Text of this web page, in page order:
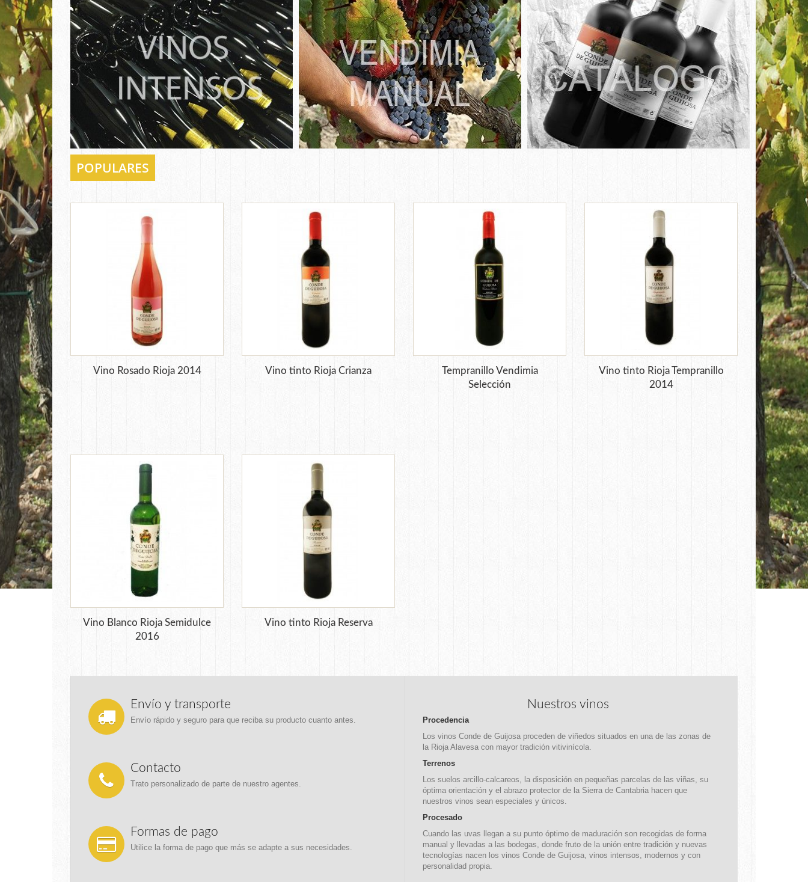
POPULARES
Vino Rosado Rioja 2014 Vino tinto Rioja Crianza
Tempranillo Vendimia
Selección
Vino tinto Rioja Tempranillo
2014
Vino Blanco Rioja Semidulce
2016
Vino tinto Rioja Reserva
Envío y transporte
Envío rápido y seguro para que reciba su producto cuanto antes.
Contacto
Trato personalizado de parte de nuestro agentes.
Formas de pago
Utilice la forma de pago que más se adapte a sus necesidades.
Nuestros vinos
Procedencia
Los vinos Conde de Guijosa proceden de viñedos situados en una de las zonas de
la Rioja Alavesa con mayor tradición vitivinícola.
Terrenos
Los suelos arcillo-calcareos, la disposición en pequeñas parcelas de las viñas, su
óptima orientación y el abrazo protector de la Sierra de Cantabria hacen que
nuestros vinos sean especiales y únicos.
Procesado
Cuando las uvas llegan a su punto óptimo de maduración son recogidas de forma
manual y llevadas a las bodegas, donde fruto de la unión entre tradición y nuevas
tecnologías nacen los vinos Conde de Guijosa, vinos intensos, modernos y con
personalidad propia.